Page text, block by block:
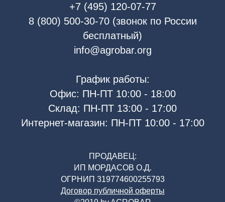
+7 (495) 120-07-77
8 (800) 500-30-70 (звонок по России
бесплатный)
info@agrobar.org
График работы:
Офис: ПН-ПТ 10:00 - 18:00
Склад: ПН-ПТ 13:00 - 17:00
Интернет-магазин: ПН-ПТ 10:00 - 17:00
ПРОДАВЕЦ:
ИП МОРДАСОВ О.Д.
ОГРНИП 319774600255793
Договор публичной оферты